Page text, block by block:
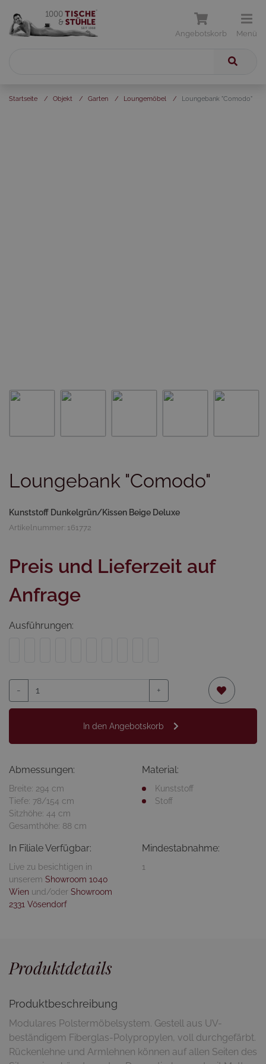
Angebotskorb Menü
Startseite / Objekt / Garten / Loungemöbel / Loungebank "Comodo"
Loungebank "Comodo"
Kunststoff Dunkelgrün/Kissen Beige Deluxe
Artikelnummer: 161772
Preis und Lieferzeit auf
Anfrage
Ausführungen:
- +
In den Angebotskorb
Abmessungen:
Breite: 294 cm
Tiefe: 78/154 cm
Sitzhöhe: 44 cm
Gesamthöhe: 88 cm
Material:
Kunststoff
Stoff
In Filiale Verfügbar:
Live zu besichtigen in
unserem Showroom 1040
Wien und/oder Showroom
2331 Vösendorf
Mindestabnahme:
1
Produktdetails
Produktbeschreibung
Modulares Polstermöbelsystem. Gestell aus UV-
beständigem Fiberglas-Polypropylen, voll durchgefärbt.
Rückenlehne und Armlehnen können auf allen Seiten des